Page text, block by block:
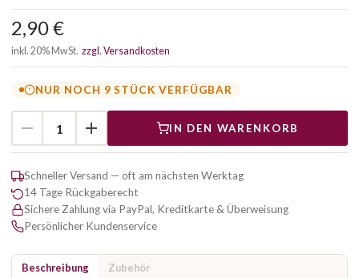
2,90 €
inkl. 20% MwSt. zzgl. Versandkosten
NUR NOCH 9 STÜCK VERFÜGBAR
IN DEN WARENKORB
Schneller Versand — oft am nächsten Werktag
14 Tage Rückgaberecht
Sichere Zahlung via PayPal, Kreditkarte & Überweisung
Persönlicher Kundenservice
Beschreibung Zubehör